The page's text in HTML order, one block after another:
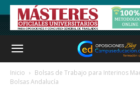
Inicio
Bolsas de Trabajo para Interinos
Bolsas Andalucía